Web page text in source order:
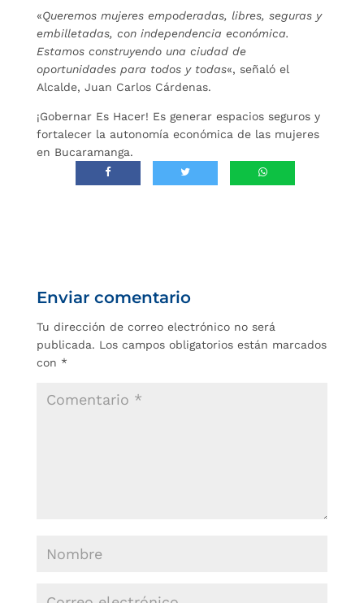
«Queremos mujeres empoderadas, libres, seguras y
embilletadas, con independencia económica.
Estamos construyendo una ciudad de
oportunidades para todos y todas«, señaló el
Alcalde, Juan Carlos Cárdenas.
¡Gobernar Es Hacer! Es generar espacios seguros y
fortalecer la autonomía económica de las mujeres
en Bucaramanga.
Enviar comentario
Tu dirección de correo electrónico no será
publicada. Los campos obligatorios están marcados
con *